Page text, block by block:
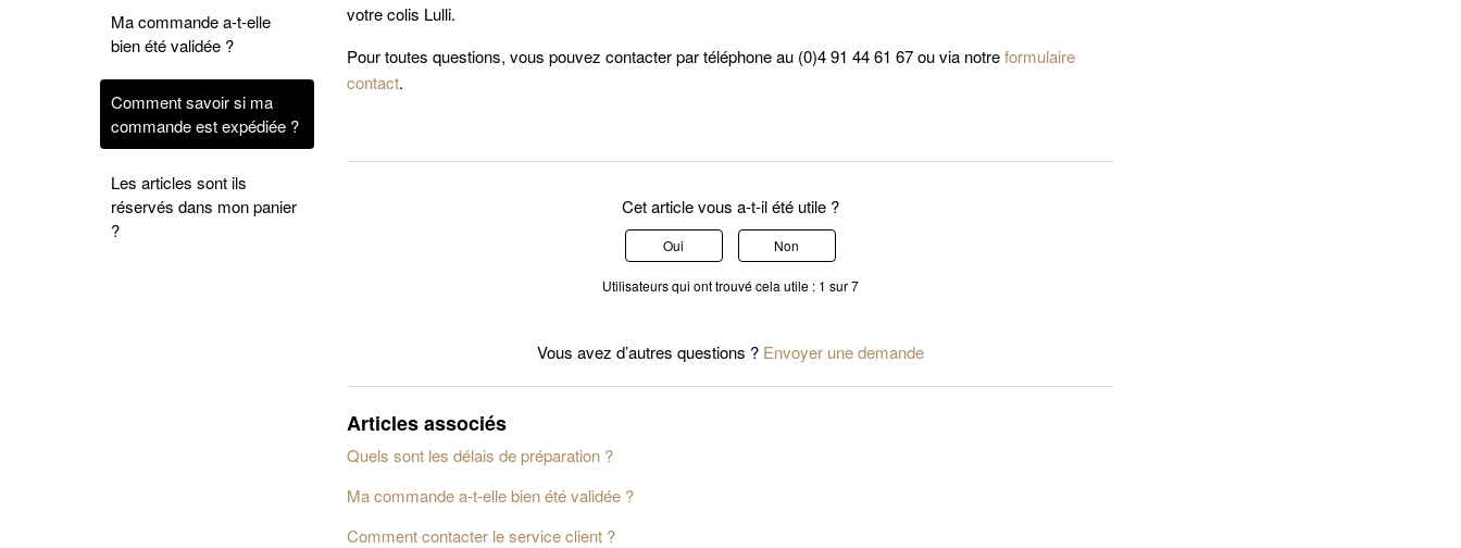
Ma commande a-t-elle
bien été validée ?
Comment savoir si ma
commande est expédiée ?
Les articles sont ils
réservés dans mon panier
?
votre colis Lulli.
Pour toutes questions, vous pouvez contacter par téléphone au (0)4 91 44 61 67 ou via notreformulaire
contact.
Cet article vous a-t-il été utile ?
Oui Non
Utilisateurs qui ont trouvé cela utile : 1 sur 7
Vous avez d’autres questions ? Envoyer une demande
Articles associés
Quels sont les délais de préparation ?
Ma commande a-t-elle bien été validée ?
Comment contacter le service client ?